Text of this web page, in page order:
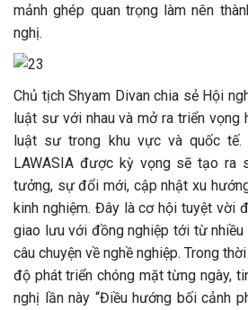
mảnh ghép quan trọng làm nên
nghị.
Chủ tịch Shyam Divan chia sẻ Hội
luật sư với nhau và mở ra triển vọng
luật sư trong khu vực và quốc tế.
LAWASIA được kỳ vọng sẽ tạo ra
tưởng, sự đổi mới, cập nhật xu
kinh nghiệm. Đây là cơ hội tuyệt vời
giao lưu với đồng nghiệp tới từ
câu chuyện về nghề nghiệp. Trong
độ phát triển chóng mặt từng ngày,
nghị lần này “Điều hướng bối cảnh